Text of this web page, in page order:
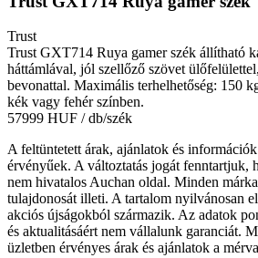
Trust
Trust GXT714 Ruya gamer szék állítható
háttámlával, jól szellőző szövet
bevonattal. Maximális terhelhetőség: 150
kék vagy fehér színben.
57999 HUF / db/szék
A feltüntetett árak, ajánlatok és
érvényűek. A változtatás jogát fenntartjuk,
nem hivatalos Auchan oldal. Minden
tulajdonosát illeti. A tartalom nyilvánosan
akciós újságokból származik. Az adatok
és aktualitásáért nem vállalunk garanciát.
üzletben érvényes árak és ajánlatok a